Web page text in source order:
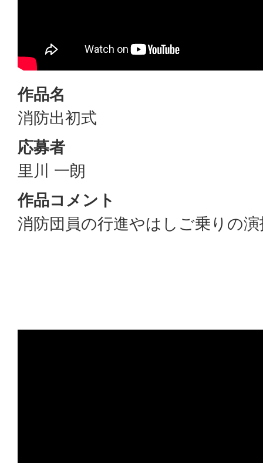
作品名
消防出初式
応募者
里川 一朗
作品コメント
消防団員の行進やはしご乗りの